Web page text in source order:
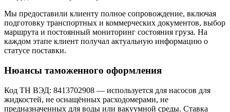
Мы предоставили клиенту полное сопровождение, включая
подготовку транспортных и коммерческих документов, выбор
маршрута и постоянный мониторинг состояния груза. На
каждом этапе клиент получал актуальную информацию о
статусе поставки.
Нюансы таможенного оформления
Код ТН ВЭД: 8413702908 — используется для насосов для
жидкостей, не оснащённых расходомерами, не
предназначенных для воды или вакуумной среды. Ставка